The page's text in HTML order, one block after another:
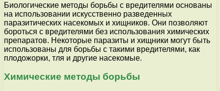
Биологические методы борьбы с вредителями основаны
на использовании искусственно разведенных
паразитических насекомых и хищников. Они позволяют
бороться с вредителями без использования химических
препаратов. Некоторые паразиты и хищники могут быть
использованы для борьбы с такими вредителями, как
плодожорки, тля и другие насекомые.
Химические методы борьбы